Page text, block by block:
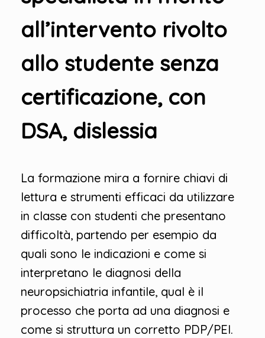
all’intervento rivolto
allo studente senza
certificazione, con
DSA, dislessia
La formazione mira a fornire chiavi di
lettura e strumenti efficaci da utilizzare
in classe con studenti che presentano
difficoltà, partendo per esempio da
quali sono le indicazioni e come si
interpretano le diagnosi della
neuropsichiatria infantile, qual è il
processo che porta ad una diagnosi e
come si struttura un corretto PDP/PEI.